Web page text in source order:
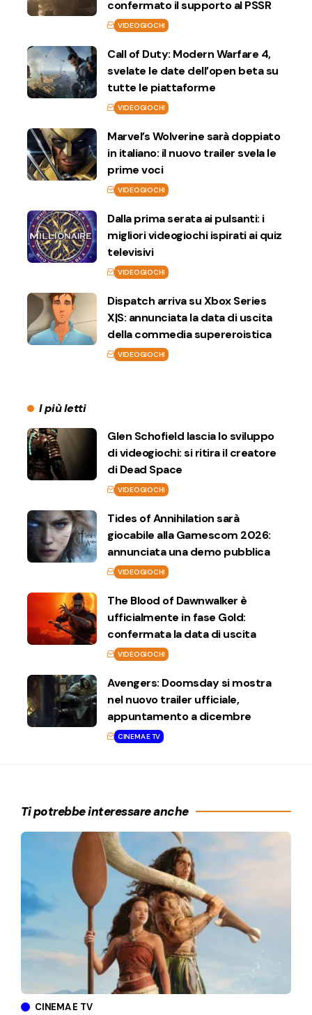
confermato il supporto al PSSR
VIDEOGIOCHI
Call of Duty: Modern Warfare 4,
svelate le date dell’open beta su
tutte le piattaforme
VIDEOGIOCHI
Marvel’s Wolverine sarà doppiato
in italiano: il nuovo trailer svela le
prime voci
VIDEOGIOCHI
Dalla prima serata ai pulsanti: i
migliori videogiochi ispirati ai quiz
televisivi
VIDEOGIOCHI
Dispatch arriva su Xbox Series
X|S: annunciata la data di uscita
della commedia supereroistica
VIDEOGIOCHI
I più letti
Glen Schofield lascia lo sviluppo
di videogiochi: si ritira il creatore
di Dead Space
VIDEOGIOCHI
Tides of Annihilation sarà
giocabile alla Gamescom 2026:
annunciata una demo pubblica
VIDEOGIOCHI
The Blood of Dawnwalker è
ufficialmente in fase Gold:
confermata la data di uscita
VIDEOGIOCHI
Avengers: Doomsday si mostra
nel nuovo trailer ufficiale,
appuntamento a dicembre
CINEMA E TV
Ti potrebbe interessare anche
CINEMA E TV